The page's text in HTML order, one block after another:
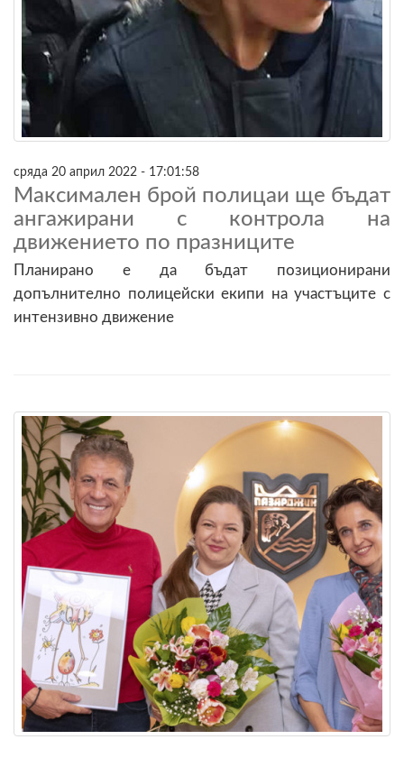
сряда 20 април 2022 - 17:01:58
Максимален брой полицаи ще бъдат
ангажирани с контрола на
движението по празниците
Планирано е да бъдат позиционирани
допълнително полицейски екипи на участъците с
интензивно движение